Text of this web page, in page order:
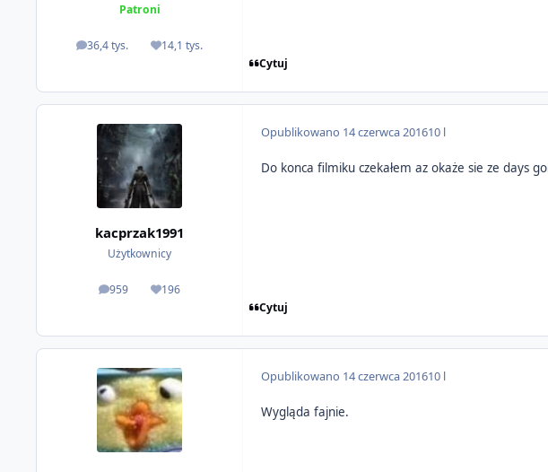
Patroni
36,4 tys.
odpowiedzi14,1 tys.
Reputacja
Cytuj
kacprzak1991
Użytkownicy
959
odpowiedzi196
Reputacja
Opublikowano 14 czerwca 201610 l
Do konca filmiku czekałem az okaże sie ze days
Cytuj
Opublikowano 14 czerwca 201610 l
Wygląda fajnie.